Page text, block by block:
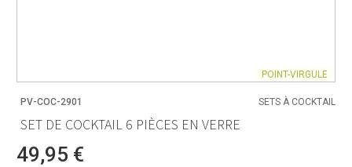
POINT-VIRGULE
PV-COC-2901 SETS À COCKTAIL
SET DE COCKTAIL 6 PIÈCES EN VERRE
49,95 €